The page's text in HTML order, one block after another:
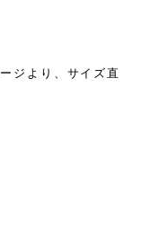
ジより、サイズ直